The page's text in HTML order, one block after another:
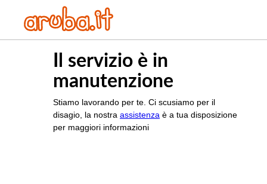
Il servizio è in
manutenzione
Stiamo lavorando per te. Ci scusiamo per il
disagio, la nostra assistenza è a tua disposizione
per maggiori informazioni